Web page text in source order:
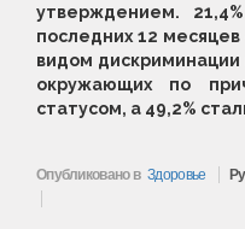
утверждением.
последних 12
видом дискриминации
окружающих по
статусом, а 49,2%
Опубликовано в Здоровье